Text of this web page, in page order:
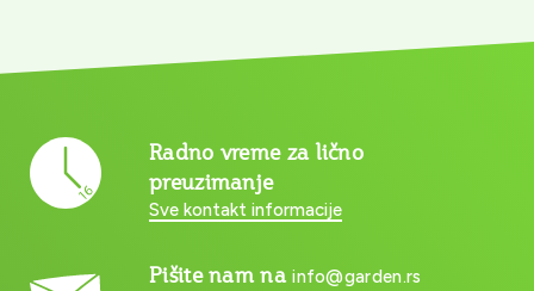
Radno vreme za lično
preuzimanje
Sve kontakt informacije
Pišite nam nainfo@garden.rs